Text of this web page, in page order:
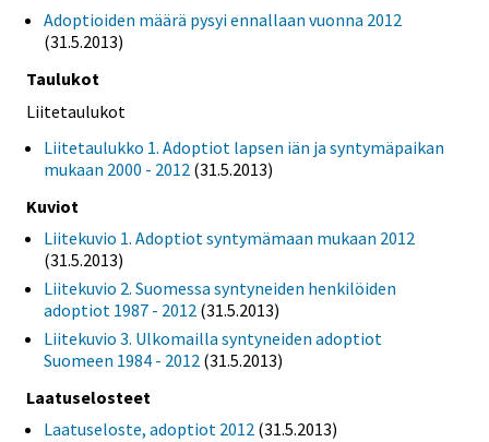
Adoptioiden määrä pysyi ennallaan vuonna 2012
(31.5.2013)
Taulukot
Liitetaulukot
Liitetaulukko 1. Adoptiot lapsen iän ja syntymäpaikan
mukaan 2000 - 2012 (31.5.2013)
Kuviot
Liitekuvio 1. Adoptiot syntymämaan mukaan 2012
(31.5.2013)
Liitekuvio 2. Suomessa syntyneiden henkilöiden
adoptiot 1987 - 2012 (31.5.2013)
Liitekuvio 3. Ulkomailla syntyneiden adoptiot
Suomeen 1984 - 2012 (31.5.2013)
Laatuselosteet
Laatuseloste, adoptiot 2012 (31.5.2013)